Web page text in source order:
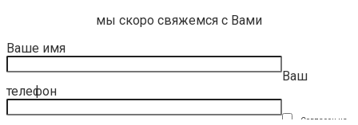
мы скоро свяжемся с Вами
Ваше имя
Ваш
телефон
Согласен на